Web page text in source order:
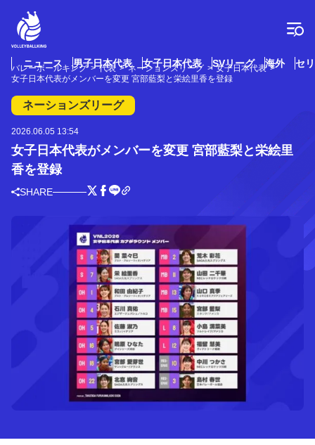
ニュース 男子日本代表 女子日本代表 SVリーグ 海外 セ
バレーボールキング 代表 ネーションズリーグ
女子日本代表
女子日本代表がメンバーを変更 宮部藍梨と栄絵里香を登録
ネーションズリーグ
2026.06.05 13:54
女子日本代表がメンバーを変更 宮部藍梨と栄絵里
香を登録
SHARE